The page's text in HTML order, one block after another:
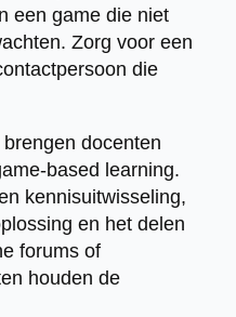
een game die niet
Zorg voor een
die
docenten
based learning.
kennisuitwisseling,
en het delen
forums of
houden de